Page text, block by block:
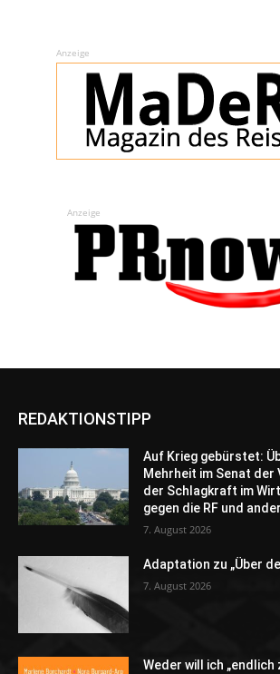
Anzeige
Anzeige
REDAKTIONSTIPP
Auf Krieg gebürstet:
Mehrheit im Senat der
der Schlagkraft im
gegen die RF und
7. August 2026
Adaptation zu „Über
7. August 2026
Weder will ich „endlich